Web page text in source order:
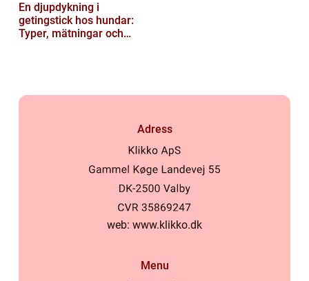
En djupdykning i
getingstick hos hundar:
Typer, mätningar och
Adress
web: www.klikko.dk
Menu